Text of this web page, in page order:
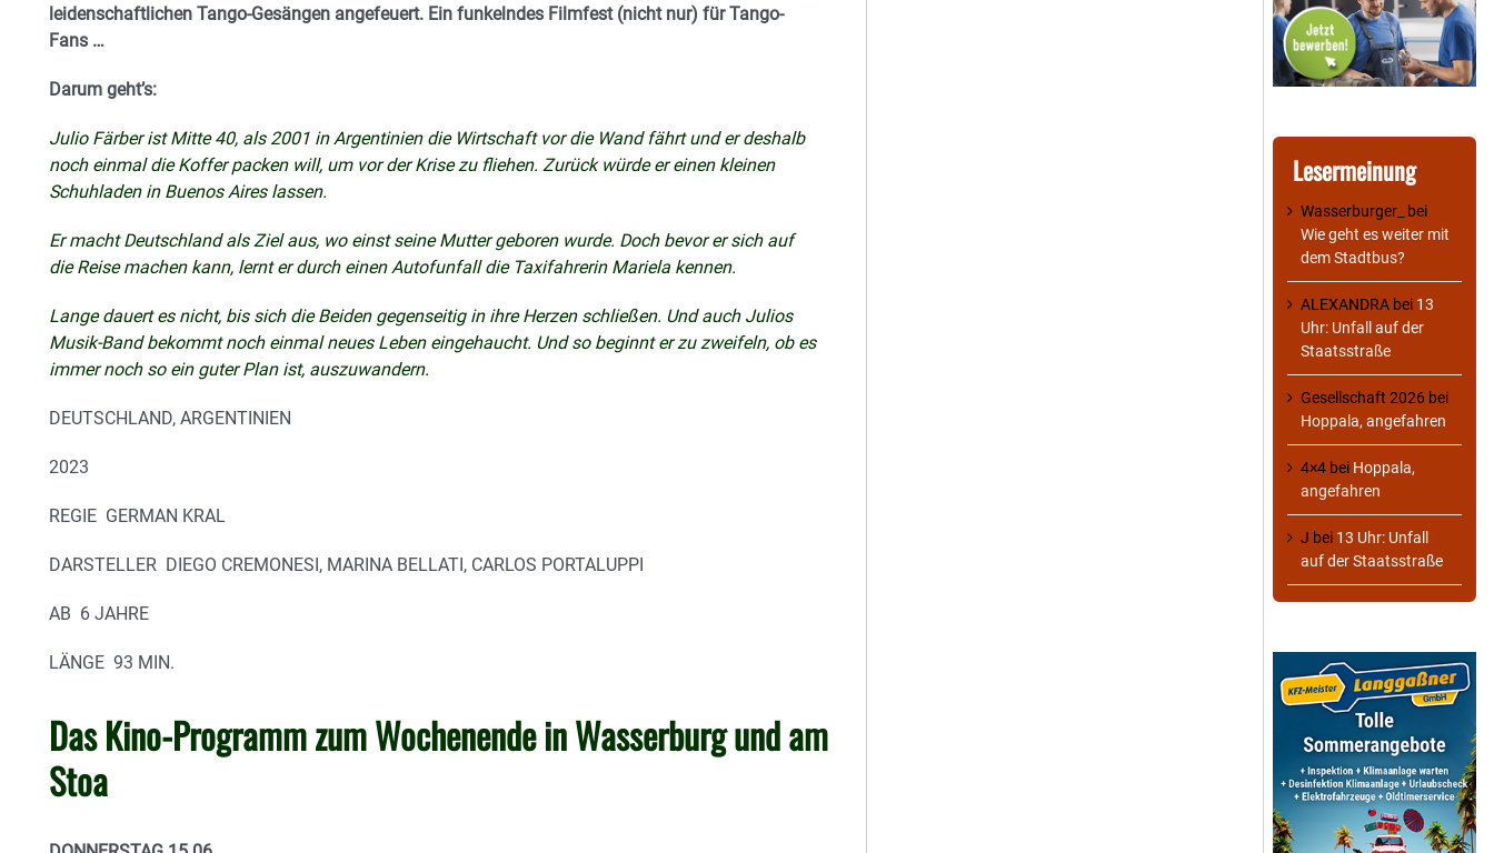
leidenschaftlichen Tango-Gesängen angefeuert. Ein funkelndes Filmfest (nicht nur) für Tango-
Fans …
Darum geht’s:
Julio Färber ist Mitte 40, als 2001 in Argentinien die Wirtschaft vor die Wand fährt und er deshalb
noch einmal die Koffer packen will, um vor der Krise zu fliehen. Zurück würde er einen kleinen
Schuhladen in Buenos Aires lassen.
Er macht Deutschland als Ziel aus, wo einst seine Mutter geboren wurde. Doch bevor er sich auf
die Reise machen kann, lernt er durch einen Autofunfall die Taxifahrerin Mariela kennen.
Lange dauert es nicht, bis sich die Beiden gegenseitig in ihre Herzen schließen. Und auch Julios
Musik-Band bekommt noch einmal neues Leben eingehaucht. Und so beginnt er zu zweifeln, ob es
immer noch so ein guter Plan ist, auszuwandern.
DEUTSCHLAND, ARGENTINIEN
2023
REGIE GERMAN KRAL
DARSTELLER DIEGO CREMONESI, MARINA BELLATI, CARLOS PORTALUPPI
AB 6 JAHRE
LÄNGE 93 MIN.
Das Kino-Programm zum Wochenende in Wasserburg und am
Stoa
Lesermeinung
Wasserburger_
bei
Wie geht es weiter mit
dem Stadtbus?
ALEXANDRA bei 13
Uhr: Unfall auf der
Staatsstraße
Gesellschaft 2026 bei
Hoppala, angefahren
4×4 bei Hoppala,
angefahren
J bei 13 Uhr: Unfall
auf der Staatsstraße